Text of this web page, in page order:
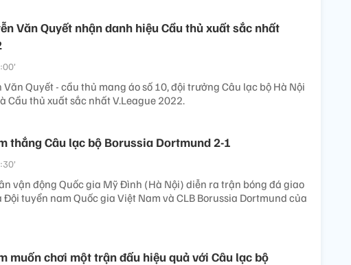
Văn Quyết nhận danh hiệu Cầu thủ xuất sắc nhất
Quyết - cầu thủ mang áo số 10, đội trưởng Câu lạc bộ Hà Nội
Cầu thủ xuất sắc nhất V.League 2022.
thắng Câu lạc bộ Borussia Dortmund 2-1
vận động Quốc gia Mỹ Đình (Hà Nội) diễn ra trận bóng đá giao
Đội tuyển nam Quốc gia Việt Nam và CLB Borussia Dortmund của
muốn chơi một trận đấu hiệu quả với Câu lạc bộ